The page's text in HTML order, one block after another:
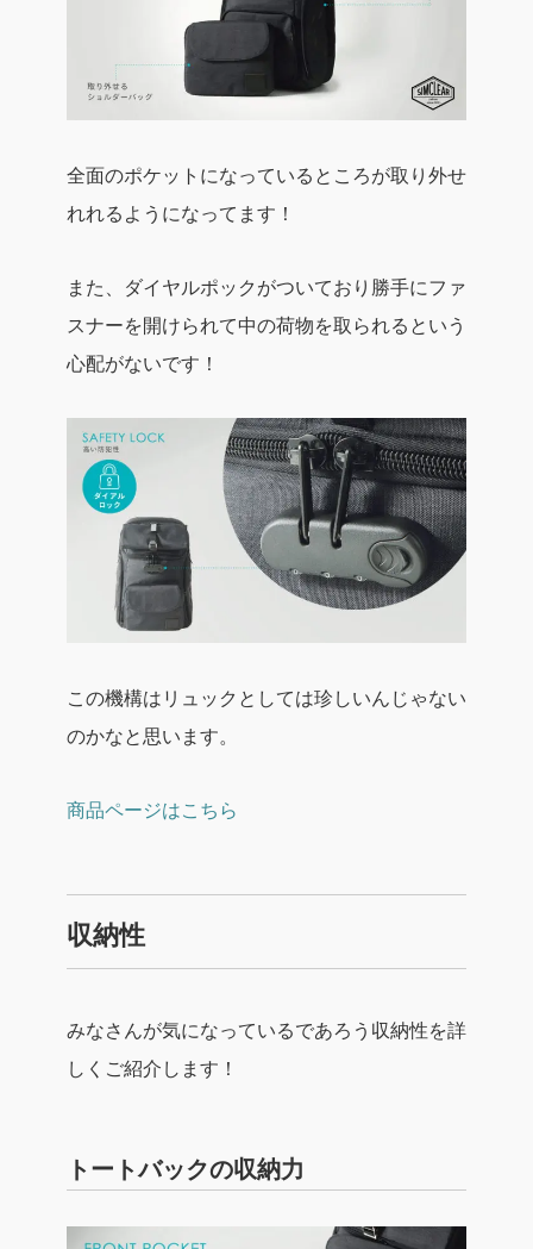
全面のポケットになっているところが取り外せ
れれるようになってます！
また、ダイヤルポックがついており勝手にファ
スナーを開けられて中の荷物を取られるという
心配がないです！
この機構はリュックとしては珍しいんじゃない
のかなと思います。
商品ページはこちら
収納性
みなさんが気になっているであろう収納性を詳
しくご紹介します！
トートバックの収納力